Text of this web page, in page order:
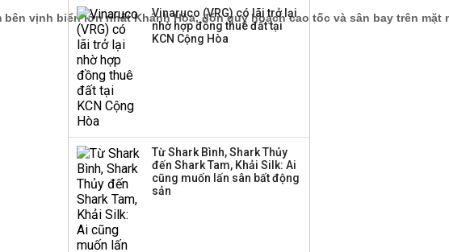
Dàn lãnh đạo GenZ nhà
Vingroup,
Techcombank,
BIDV sắp phát hành
gần 500 triệu cổ phiếu,
tăng vốn lên gần
Vinaruco (VRG) có lãi trở lại
nhờ hợp đồng thuê đất tại
KCN Cộng Hòa
Từ Shark Bình, Shark Thủy
đến Shark Tam, Khải Silk: Ai
cũng muốn lấn sân bất động
sản